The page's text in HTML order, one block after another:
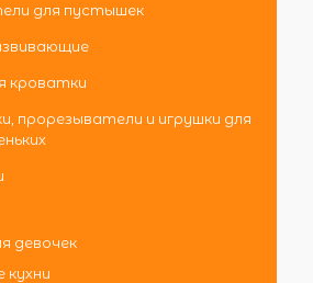
для пустышек
кроватки
прорезыватели и игрушки для
девочек
кухни